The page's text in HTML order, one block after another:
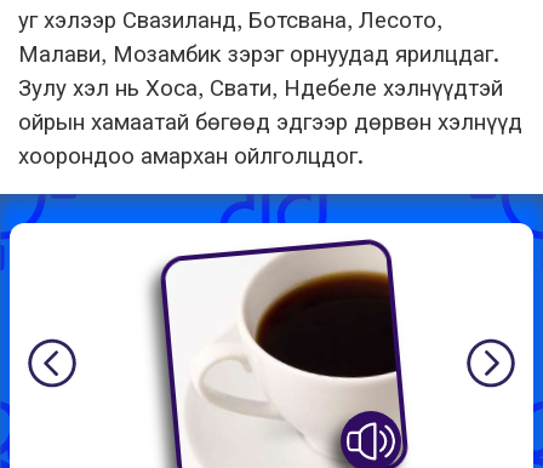
уг хэлээр Свазиланд, Ботсвана, Лесото,
Малави, Мозамбик зэрэг орнуудад ярилцдаг.
Зулу хэл нь Хоса, Свати, Ндебеле хэлнүүдтэй
ойрын хамаатай бөгөөд эдгээр дөрвөн хэлнүүд
хоорондоо амархан ойлголцдог.